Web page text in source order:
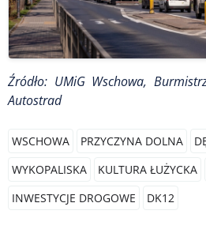
Źródło: UMiG Wschowa,
Autostrad
WSCHOWA PRZYCZYNA DOLNA
WYKOPALISKA
KULTURA ŁUŻYCKA
INWESTYCJE DROGOWE
DK12